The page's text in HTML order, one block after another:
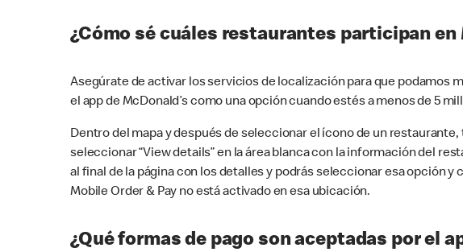
¿Cómo sé cuáles restaurantes participan en
Asegúrate de activar los servicios de localización para que podamos
el app de McDonald’s como una opción cuando estés a menos de 5
Dentro del mapa y después de seleccionar el ícono de un
seleccionar “View details” en la área blanca con la información del
al final de la página con los detalles y podrás seleccionar esa opción
Mobile Order & Pay no está activado en esa ubicación.
¿Qué formas de pago son aceptadas por el